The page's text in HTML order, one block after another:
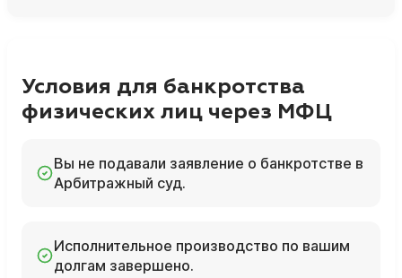
Условия для банкротства
физических лиц через МФЦ
Вы не подавали заявление о банкротстве в
Арбитражный суд.
Исполнительное производство по вашим
долгам завершено.